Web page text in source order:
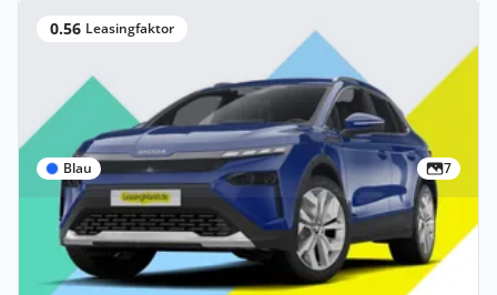
0.56 Leasingfaktor
Blau 7
Privat
Skoda Elroq Essence 60 | Privat | E-